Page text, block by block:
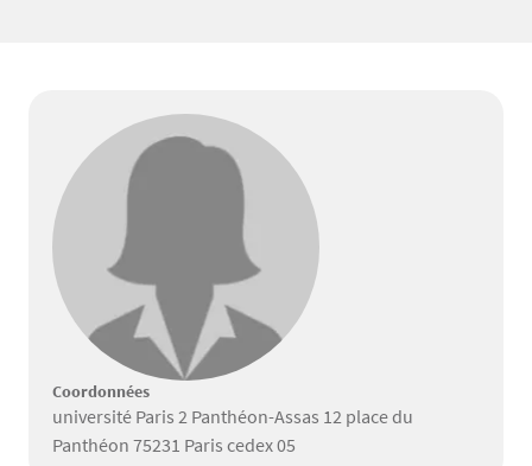
Coordonnées
université Paris 2 Panthéon-Assas 12 place du
Panthéon 75231 Paris cedex 05